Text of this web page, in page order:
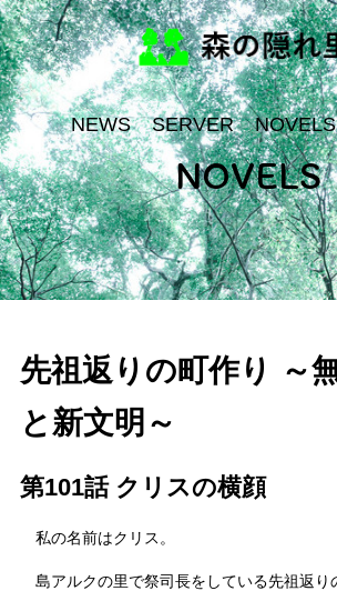
NEWS SERVER NOVELS
NOVELS
先祖返りの町作り ～
と新文明～
第101話 クリスの横顔
私の名前はクリス。
島アルクの里で祭司長をしている先祖返り